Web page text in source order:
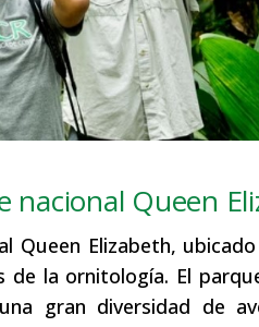
nacional Queen
Queen Elizabeth,
la ornitología. El
gran diversidad de